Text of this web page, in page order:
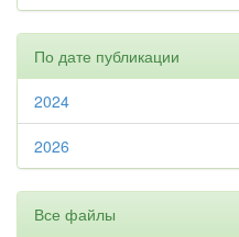
По дате публикации
2024
2026
Все файлы